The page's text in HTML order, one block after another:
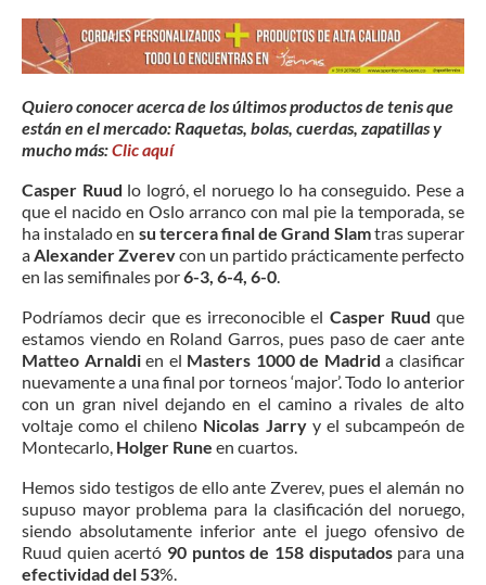
Quiero conocer acerca de los últimos productos de tenis que
están en el mercado: Raquetas, bolas, cuerdas, zapatillas y
mucho más:Clic aquí
Casper Ruud lo logró, el noruego lo ha conseguido. Pese a
que el nacido en Oslo arranco con mal pie la temporada, se
ha instalado en su tercera final de Grand Slamtras superar
a Alexander Zverevcon un partido prácticamente perfecto
en las semifinales por6-3, 6-4, 6-0
Podríamos decir que es irreconocible el Casper Ruud que
estamos viendo en Roland Garros, pues paso de caer ante
Matteo Arnaldien el Masters 1000 de Madrid a clasificar
nuevamente a una final por torneos ‘major’. Todo lo anterior
con un gran nivel dejando en el camino a rivales de alto
voltaje como el chileno Nicolas Jarryy el subcampeón de
Montecarlo, Holger Rune en cuartos.
Hemos sido testigos de ello ante Zverev, pues el alemán no
supuso mayor problema para la clasificación del noruego,
siendo absolutamente inferior ante el juego ofensivo de
Ruud quien acertó 90 puntos de 158 disputadospara una
efectividad del 53%.